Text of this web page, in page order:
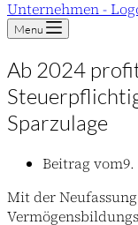
Menu
Ab 2024
Sparzulage
Beitrag vom9.
Mit der Neufassung